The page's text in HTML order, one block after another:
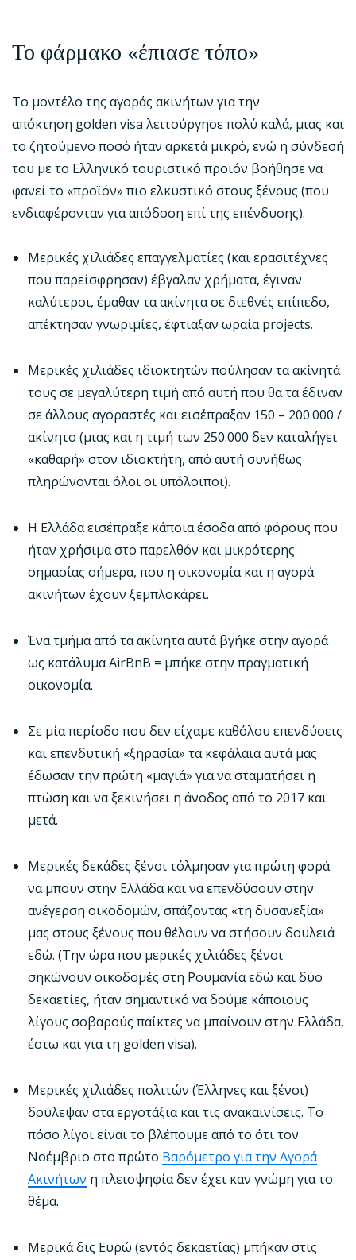
Το φάρμακο «έπιασε τόπο»
Το μοντέλο της αγοράς ακινήτων για την
απόκτηση golden visa λειτούργησε πολύ καλά, μιας και
το ζητούμενο ποσό ήταν αρκετά μικρό, ενώ η σύνδεσή
του με το Ελληνικό τουριστικό προϊόν βοήθησε να
φανεί το «προϊόν» πιο ελκυστικό στους ξένους (που
ενδιαφέρονταν για απόδοση επί της επένδυσης).
Μερικές χιλιάδες επαγγελματίες (και ερασιτέχνες
που παρείσφρησαν) έβγαλαν χρήματα, έγιναν
καλύτεροι, έμαθαν τα ακίνητα σε διεθνές επίπεδο,
απέκτησαν γνωριμίες, έφτιαξαν ωραία projects.
Μερικές χιλιάδες ιδιοκτητών πούλησαν τα ακίνητά
τους σε μεγαλύτερη τιμή από αυτή που θα τα έδιναν
σε άλλους αγοραστές και εισέπραξαν 150 – 200.000 /
ακίνητο (μιας και η τιμή των 250.000 δεν καταλήγει
«καθαρή» στον ιδιοκτήτη, από αυτή συνήθως
πληρώνονται όλοι οι υπόλοιποι).
Η Ελλάδα εισέπραξε κάποια έσοδα από φόρους που
ήταν χρήσιμα στο παρελθόν και μικρότερης
σημασίας σήμερα, που η οικονομία και η αγορά
ακινήτων έχουν ξεμπλοκάρει.
Ένα τμήμα από τα ακίνητα αυτά βγήκε στην αγορά
ως κατάλυμα AirBnB = μπήκε στην πραγματική
οικονομία.
Σε μία περίοδο που δεν είχαμε καθόλου επενδύσεις
και επενδυτική «ξηρασία» τα κεφάλαια αυτά μας
έδωσαν την πρώτη «μαγιά» για να σταματήσει η
πτώση και να ξεκινήσει η άνοδος από το 2017 και
μετά.
Μερικές δεκάδες ξένοι τόλμησαν για πρώτη φορά
να μπουν στην Ελλάδα και να επενδύσουν στην
ανέγερση οικοδομών, σπάζοντας «τη δυσανεξία»
μας στους ξένους που θέλουν να στήσουν δουλειά
εδώ. (Την ώρα που μερικές χιλιάδες ξένοι
σηκώνουν οικοδομές στη Ρουμανία εδώ και δύο
δεκαετίες, ήταν σημαντικό να δούμε κάποιους
λίγους σοβαρούς παίκτες να μπαίνουν στην Ελλάδα,
έστω και για τη golden visa).
Μερικές χιλιάδες πολιτών (Έλληνες και ξένοι)
δούλεψαν στα εργοτάξια και τις ανακαινίσεις. Το
πόσο λίγοι είναι το βλέπουμε από το ότι τον
Νοέμβριο στο πρώτο Βαρόμετρο για την Αγορά
Ακινήτων η πλειοψηφία δεν έχει καν γνώμη για το
θέμα.
Μερικά δις Ευρώ (εντός δεκαετίας) μπήκαν στις